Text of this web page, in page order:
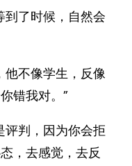
到了时候，自然会
他不像学生，反像
错我对。”
评判，因为你会拒
，去感觉，去反